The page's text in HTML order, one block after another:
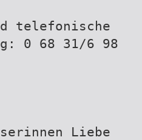
telefonische
0 68 31/6 98
Liebe